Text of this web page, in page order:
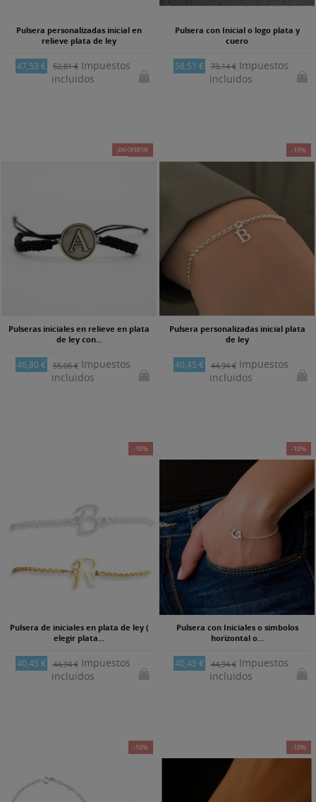
Pulsera personalizadas inicial en
relieve plata de ley
47,53 € 52,81 €Impuestos
incluidos
Pulsera con Inicial o logo plata y
cuero
58,51 € 73,14 €Impuestos
incluidos
-15%
¡EN OFERTA!
Pulseras iniciales en relieve en plata
de ley con...
46,80 € 55,06 €Impuestos
incluidos
-10%
Pulsera personalizadas inicial plata
de ley
40,45 € 44,94 €Impuestos
incluidos
-10%
Pulsera de iniciales en plata de ley (
elegir plata...
40,45 € 44,94 €Impuestos
incluidos
-10%
Pulsera con Iniciales o simbolos
horizontal o...
40,45 € 44,94 €Impuestos
incluidos
-10% -10%